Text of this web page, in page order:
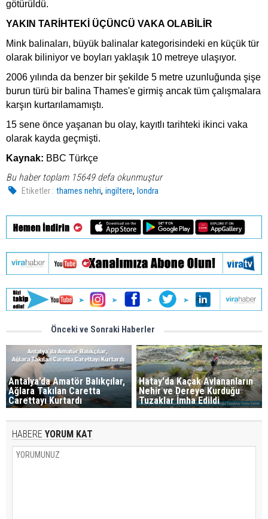
götürüldü.
YAKIN TARİHTEKİ ÜÇÜNCÜ VAKA OLABİLİR
Mink balinaları, büyük balinalar kategorisindeki en küçük tür
olarak biliniyor ve boyları yaklaşık 10 metreye ulaşıyor.
2006 yılında da benzer bir şekilde 5 metre uzunluğunda şişe
burun türü bir balina Thames'e girmiş ancak tüm çalışmalara
karşın kurtarılamamıştı.
15 sene önce yaşanan bu olay, kayıtlı tarihteki ikinci vaka
olarak kayda geçmişti.
Kaynak: BBC Türkçe
Bu haber toplam 15649 defa okunmuştur
Etiketler : thames nehri,ingiltere,londra
Önceki ve Sonraki Haberler
Antalya’da Amatör Balıkçılar,
Ağlara Takılan Caretta
Carettayı Kurtardı
Hatay'da Kaçak Avlananların
Nehir ve Dereye Kurduğu
Tuzaklar İmha Edildi
HABERE YORUM KAT